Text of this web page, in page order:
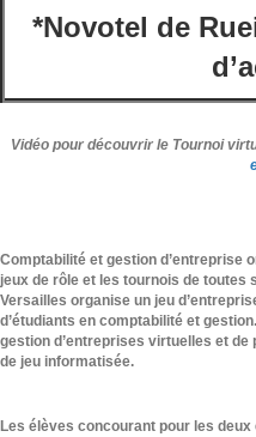
*Novotel de
Vidéo pour découvrir le Tournoi
Comptabilité et gestion d’entreprise
jeux de rôle et les tournois de toutes
Versailles organise un jeu
d’étudiants en comptabilité et
gestion d’entreprises virtuelles et
de jeu informatisée.
Les élèves concourant pour les